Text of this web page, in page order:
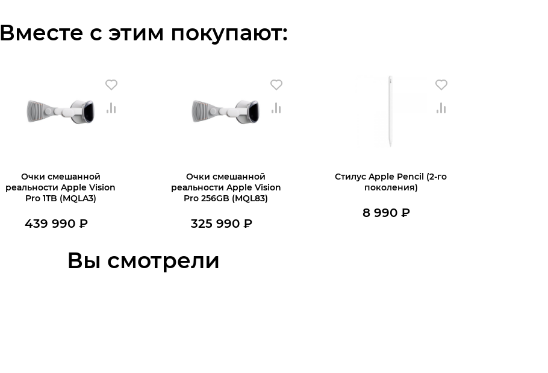
Вместе с этим покупают:
Очки смешанной
реальности Apple Vision
Pro 1TB (MQLA3)
439 990 ₽
Очки смешанной
реальности Apple Vision
Pro 256GB (MQL83)
325 990 ₽
Стилус Apple Pencil (2-го
поколения)
8 990₽
Вы смотрели